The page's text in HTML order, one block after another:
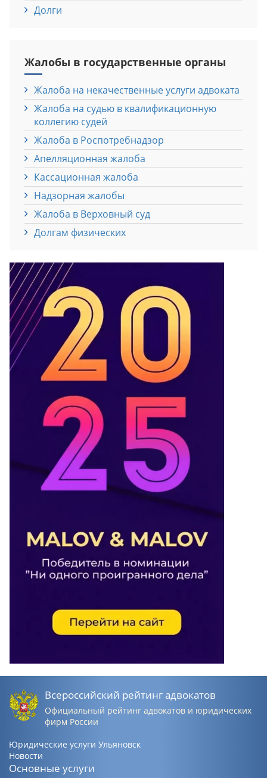
Долги
Жалобы в государственные органы
Жалоба на некачественные услуги адвоката
Жалоба на судью в квалификационную
коллегию судей
Жалоба в Роспотребнадзор
Апелляционная жалоба
Кассационная жалоба
Надзорная жалобы
Жалоба в Верховный суд
Долгам физических
Всероссийский рейтинг адвокатов
Официальный рейтинг адвокатов и юридических
фирм России
Юридические услуги Ульяновск
Новости
Основные услуги